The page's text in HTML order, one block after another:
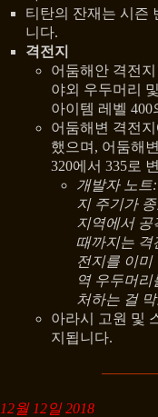
티탄의 잔재는 시즌
니다.
격전지
어둠해안 격전
야외 우두머리
아이템 레벨
어둠해변 격전
했으며, 어둠해
320에서 335로
개발자 노트
지 주기가
지역에서 공
때까지는 격
전지를 이미
역 우두머
처하는 걸
아라시 고원 및
지됩니다.
12월 12일 2018